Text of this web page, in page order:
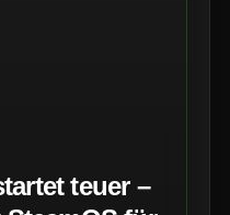
teuer –